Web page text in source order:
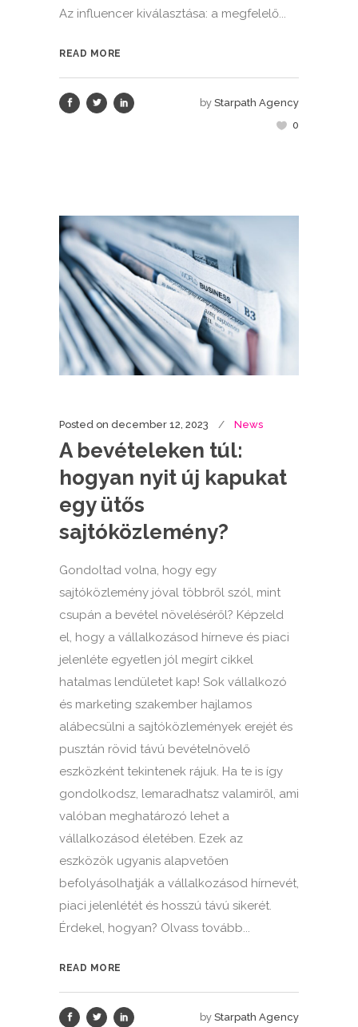
Az influencer kiválasztása: a megfelelő...
READ MORE
by Starpath Agency
0
Posted on december 12, 2023 News
A bevételeken túl:
hogyan nyit új kapukat
egy ütős
sajtóközlemény?
Gondoltad volna, hogy egy
sajtóközlemény jóval többről szól, mint
csupán a bevétel növeléséről? Képzeld
el, hogy a vállalkozásod hírneve és piaci
jelenléte egyetlen jól megírt cikkel
hatalmas lendületet kap! Sok vállalkozó
és marketing szakember hajlamos
alábecsülni a sajtóközlemények erejét és
pusztán rövid távú bevételnövelő
eszközként tekintenek rájuk. Ha te is így
gondolkodsz, lemaradhatsz valamiről, ami
valóban meghatározó lehet a
vállalkozásod életében. Ezek az
eszközök ugyanis alapvetően
befolyásolhatják a vállalkozásod hírnevét,
piaci jelenlétét és hosszú távú sikerét.
Érdekel, hogyan? Olvass tovább...
READ MORE
by Starpath Agency